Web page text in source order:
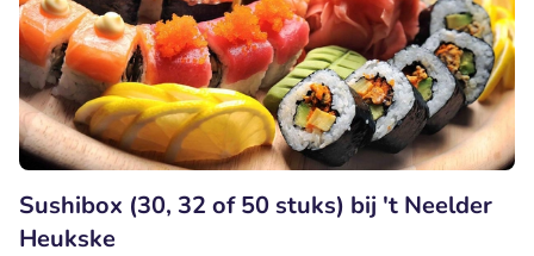
Sushibox (30, 32 of 50 stuks) bij 't Neelder
Heukske